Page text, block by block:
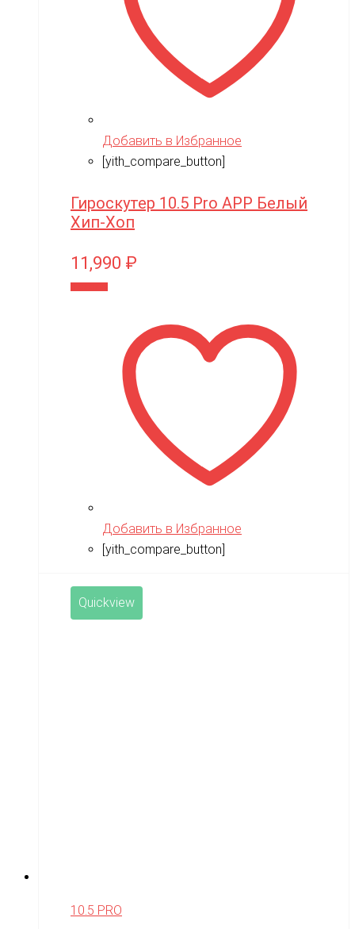
Добавить в Избранное
[yith_compare_button]
Гироскутер 10.5 Pro APP Белый
Хип-Хоп
11,990 ₽
Добавить в Избранное
[yith_compare_button]
Quickview
10.5 PRO